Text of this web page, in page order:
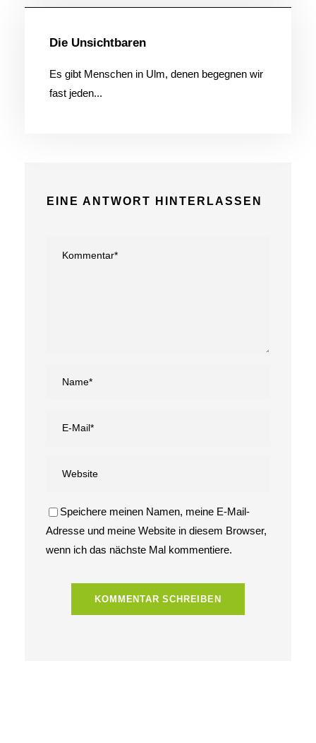
Die Unsichtbaren
Es gibt Menschen in Ulm, denen begegnen wir
fast jeden...
EINE ANTWORT HINTERLASSEN
Speichere meinen Namen, meine E-Mail-
Adresse und meine Website in diesem Browser,
wenn ich das nächste Mal kommentiere.